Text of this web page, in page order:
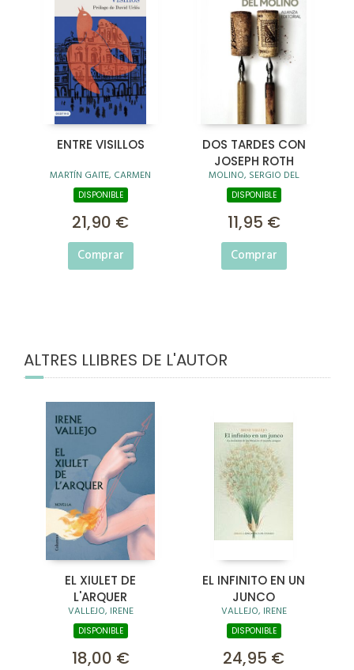
ENTRE VISILLOS
MARTÍN GAITE, CARMEN
DISPONIBLE
21,90 €
Comprar
DOS TARDES CON
JOSEPH ROTH
MOLINO, SERGIO DEL
DISPONIBLE
11,95 €
Comprar
ALTRES LLIBRES DE L'AUTOR
EL XIULET DE
L'ARQUER
VALLEJO, IRENE
DISPONIBLE
18,00 €
EL INFINITO EN UN
JUNCO
VALLEJO, IRENE
DISPONIBLE
24,95 €